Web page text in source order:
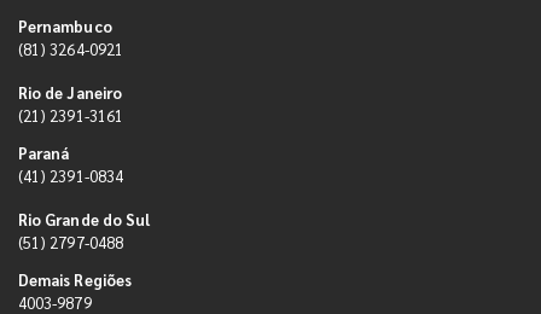
Pernambuco
(81) 3264-0921
Rio de Janeiro
(21) 2391-3161
Paraná
(41) 2391-0834
Rio Grande do Sul
(51) 2797-0488
Demais Regiões
4003-9879